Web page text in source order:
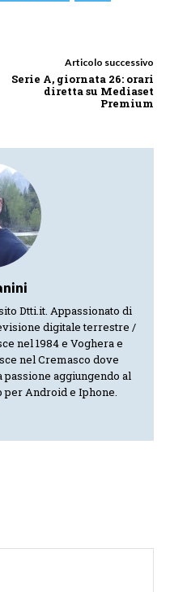
Articolo successivo
Serie A, giornata 26: orari
diretta su Mediaset
Premium
Dtti.it. Appassionato di
digitale terrestre /
nel 1984 e Voghera e
nel Cremasco dove
passione aggiungendo al
per Android e Iphone.